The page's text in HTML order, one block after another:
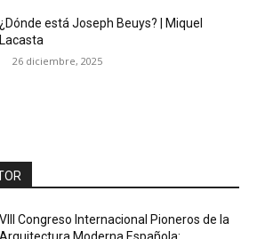
¿Dónde está Joseph Beuys? | Miquel
Lacasta
26 diciembre, 2025
VIII Congreso Internacional Pioneros de la